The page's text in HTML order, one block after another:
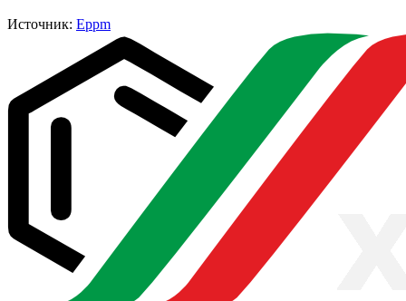
Источник: Eppm